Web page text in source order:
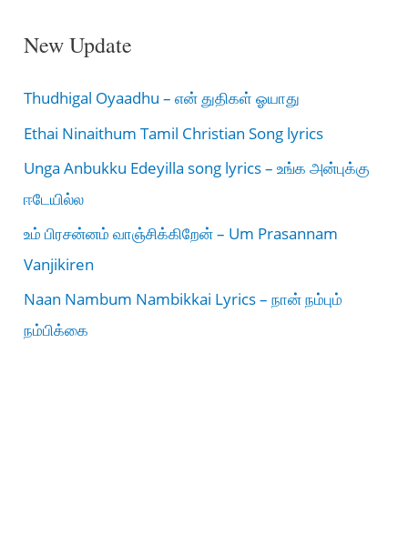
New Update
Thudhigal Oyaadhu – என் துதிகள் ஓயாது
Ethai Ninaithum Tamil Christian Song lyrics
Unga Anbukku Edeyilla song lyrics – உங்க அன்புக்கு
ஈடேயில்ல
உம் பிரசன்னம் வாஞ்சிக்கிறேன் – Um Prasannam
Vanjikiren
Naan Nambum Nambikkai Lyrics – நான் நம்பும்
நம்பிக்கை